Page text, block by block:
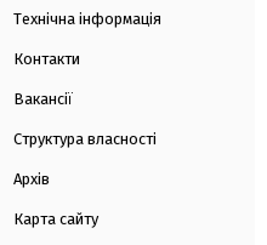
Технічна інформація
Контакти
Вакансії
Структура власності
Архів
Карта сайту